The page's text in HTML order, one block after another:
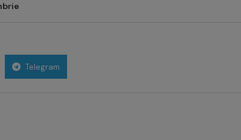
Telegram